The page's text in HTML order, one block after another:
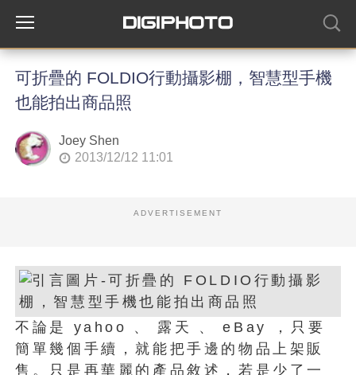
可折疊的 FOLDIO行動攝影棚，智慧型手機
也能拍出商品照
Joey Shen
2013/12/12 11:01
ADVERTISEMENT
不論是 yahoo 、 露天 、 eBay ，只要
簡單幾個手續，就能把手邊的物品上架販
售。只是再華麗的產品敘述，若是少了一